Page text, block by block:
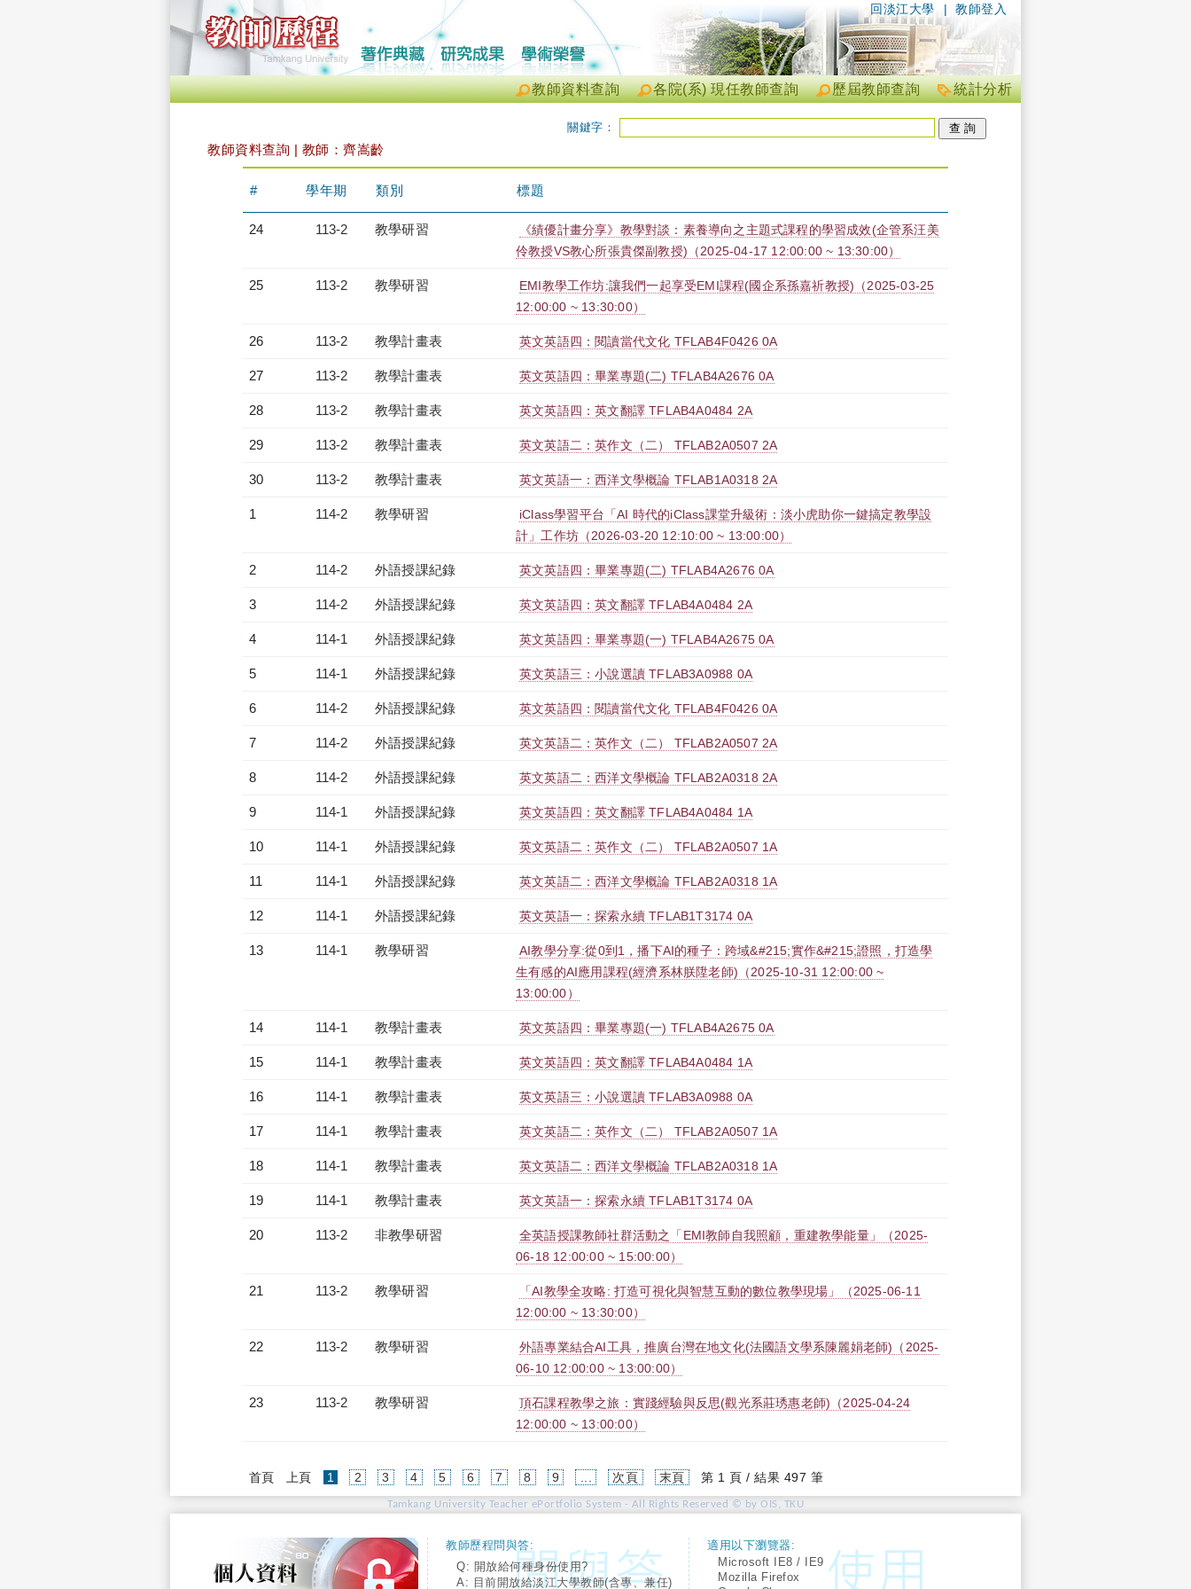
| 教師登入
回淡江大學
統計分析
歷屆教師查詢
各院(系) 現任教師查詢
教師資料查詢
關鍵字：
教師資料查詢 | 教師：齊嵩齡
# 學年期 類別 標題
24 113-2 教學研習
《績優計畫分享》教學對談：素養導向之主題式課程的學習成效(企管系汪美
伶教授VS教心所張貴傑副教授)（2025-04-17 12:00:00 ~ 13:30:00）
25 113-2 教學研習
EMI教學工作坊:讓我們一起享受EMI課程(國企系孫嘉祈教授)（2025-03-25
12:00:00 ~ 13:30:00）
26 113-2 教學計畫表 英文英語四：閱讀當代文化 TFLAB4F0426 0A
27 113-2 教學計畫表 英文英語四：畢業專題(二) TFLAB4A2676 0A
28 113-2 教學計畫表 英文英語四：英文翻譯 TFLAB4A0484 2A
29 113-2 教學計畫表 英文英語二：英作文（二） TFLAB2A0507 2A
30 113-2 教學計畫表 英文英語一：西洋文學概論 TFLAB1A0318 2A
1 114-2 教學研習
iClass學習平台「AI 時代的iClass課堂升級術：淡小虎助你一鍵搞定教學設
計」工作坊（2026-03-20 12:10:00 ~ 13:00:00）
2 114-2 外語授課紀錄 英文英語四：畢業專題(二) TFLAB4A2676 0A
3 114-2 外語授課紀錄 英文英語四：英文翻譯 TFLAB4A0484 2A
4 114-1 外語授課紀錄 英文英語四：畢業專題(一) TFLAB4A2675 0A
5 114-1 外語授課紀錄 英文英語三：小說選讀 TFLAB3A0988 0A
6 114-2 外語授課紀錄 英文英語四：閱讀當代文化 TFLAB4F0426 0A
7 114-2 外語授課紀錄 英文英語二：英作文（二） TFLAB2A0507 2A
8 114-2 外語授課紀錄 英文英語二：西洋文學概論 TFLAB2A0318 2A
9 114-1 外語授課紀錄 英文英語四：英文翻譯 TFLAB4A0484 1A
10 114-1 外語授課紀錄 英文英語二：英作文（二） TFLAB2A0507 1A
11 114-1 外語授課紀錄 英文英語二：西洋文學概論 TFLAB2A0318 1A
12 114-1 外語授課紀錄 英文英語一：探索永續 TFLAB1T3174 0A
13 114-1 教學研習
AI教學分享:從0到1，播下AI的種子：跨域&#215;實作&#215;證照，打造學
生有感的AI應用課程(經濟系林朕陞老師)（2025-10-31 12:00:00 ~
13:00:00）
14 114-1 教學計畫表 英文英語四：畢業專題(一) TFLAB4A2675 0A
15 114-1 教學計畫表 英文英語四：英文翻譯 TFLAB4A0484 1A
16 114-1 教學計畫表 英文英語三：小說選讀 TFLAB3A0988 0A
17 114-1 教學計畫表 英文英語二：英作文（二） TFLAB2A0507 1A
18 114-1 教學計畫表 英文英語二：西洋文學概論 TFLAB2A0318 1A
19 114-1 教學計畫表 英文英語一：探索永續 TFLAB1T3174 0A
20 113-2 非教學研習
全英語授課教師社群活動之「EMI教師自我照顧，重建教學能量」（2025-
06-18 12:00:00 ~ 15:00:00）
21 113-2 教學研習
「AI教學全攻略: 打造可視化與智慧互動的數位教學現場」（2025-06-11
12:00:00 ~ 13:30:00）
22 113-2 教學研習
外語專業結合AI工具，推廣台灣在地文化(法國語文學系陳麗娟老師)（2025-
06-10 12:00:00 ~ 13:00:00）
23 113-2 教學研習
頂石課程教學之旅：實踐經驗與反思(觀光系莊琇惠老師)（2025-04-24
12:00:00 ~ 13:00:00）
首頁 上頁 1 (current)
2 3 4 5 6 7 8 9 次頁 末頁 第 1 頁 / 結果 497 筆
Tamkang University Teacher ePortfolio System - All Rights Reserved © by OIS, TKU
教師歷程問與答:
Q: 開放給何種身份使用?
A: 目前開放給淡江大學教師(含專、兼任)
適用以下瀏覽器:
Microsoft IE8 / IE9
Mozilla Firefox